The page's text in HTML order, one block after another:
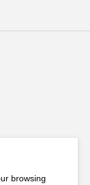
browsing